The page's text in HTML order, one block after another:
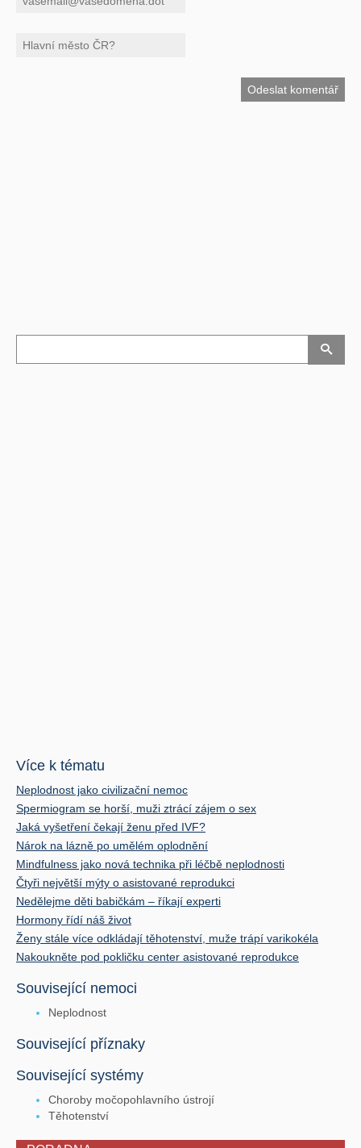
Více k tématu
Neplodnost jako civilizační nemoc
Spermiogram se horší, muži ztrácí zájem o sex
Jaká vyšetření čekají ženu před IVF?
Nárok na lázně po umělém oplodnění
Mindfulness jako nová technika při léčbě neplodnosti
Čtyři největší mýty o asistované reprodukci
Nedělejme děti babičkám – říkají experti
Hormony řídí náš život
Ženy stále více odkládají těhotenství, muže trápí varikokéla
Nakoukněte pod pokličku center asistované reprodukce
Související nemoci
Neplodnost
Související příznaky
Související systémy
Choroby močopohlavního ústrojí
Těhotenství